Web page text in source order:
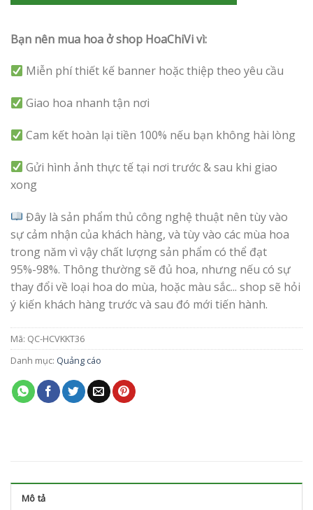
Bạn nên mua hoa ở shop HoaChiVi vì:
Miễn phí thiết kế banner hoặc thiệp theo yêu cầu
Giao hoa nhanh tận nơi
Cam kết hoàn lại tiền 100% nếu bạn không hài lòng
Gửi hình ảnh thực tế tại nơi trước & sau khi giao
xong
Đây là sản phẩm thủ công nghệ thuật nên tùy vào
sự cảm nhận của khách hàng, và tùy vào các mùa hoa
trong năm vì vậy chất lượng sản phẩm có thể đạt
95%-98%. Thông thường sẽ đủ hoa, nhưng nếu có sự
thay đổi về loại hoa do mùa, hoặc màu sắc... shop sẽ hỏi
ý kiến khách hàng trước và sau đó mới tiến hành.
Mã: QC-HCVKKT36
Danh mục: Quảng cáo
Mô tả